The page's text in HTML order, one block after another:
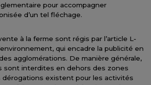
pour accompagner
d’un tel fléchage.
à la ferme sont régis par l’article L-
qui encadre la publicité en
agglomérations. De manière générale,
sont interdites en dehors des zones
dérogations existent pour les activités